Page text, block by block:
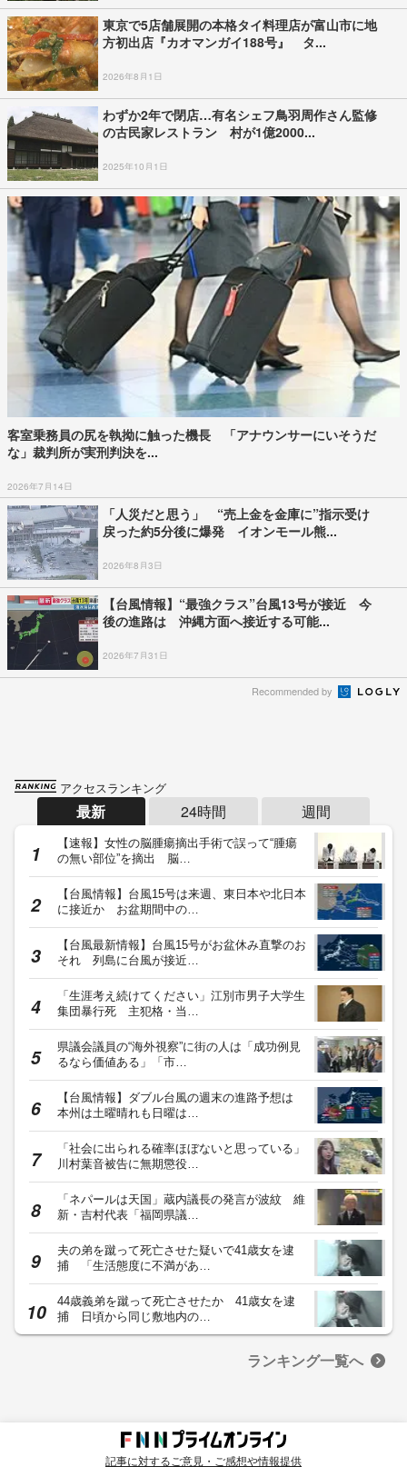
東京で5店舗展開の本格タイ料理店が富山市に地
方初出店『カオマンガイ188号』 タ...
2026年8月1日
わずか2年で閉店…有名シェフ鳥羽周作さん監修
の古民家レストラン 村が1億2000...
2025年10月1日
客室乗務員の尻を執拗に触った機長 「アナウンサーにいそうだ
な」裁判所が実刑判決を...
2026年7月14日
「人災だと思う」 “売上金を金庫に”指示受け
戻った約5分後に爆発 イオンモール熊...
2026年8月3日
【台風情報】“最強クラス”台風13号が接近 今
後の進路は 沖縄方面へ接近する可能...
2026年7月31日
Recommended by
アクセスランキング
最新 24時間 週間
【速報】女性の脳腫瘍摘出手術で誤って“腫瘍
の無い部位”を摘出 脳…
【台風情報】台風15号は来週、東日本や北日本
に接近か お盆期間中の…
【台風最新情報】台風15号がお盆休み直撃のお
それ 列島に台風が接近…
「生涯考え続けてください」江別市男子大学生
集団暴行死 主犯格・当…
県議会議員の“海外視察”に街の人は「成功例見
るなら価値ある」「市…
【台風情報】ダブル台風の週末の進路予想は
本州は土曜晴れも日曜は…
「社会に出られる確率ほぼないと思っている」
川村葉音被告に無期懲役…
「ネパールは天国」蔵内議長の発言が波紋 維
新・吉村代表「福岡県議…
夫の弟を蹴って死亡させた疑いで41歳女を逮
捕 「生活態度に不満があ…
44歳義弟を蹴って死亡させたか 41歳女を逮
捕 日頃から同じ敷地内の…
ランキング一覧へ
記事に対するご意見・ご感想や情報提供